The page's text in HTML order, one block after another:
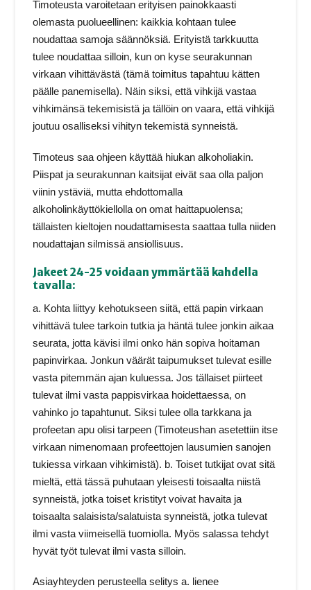
Timoteusta varoitetaan erityisen painokkaasti
olemasta puolueellinen: kaikkia kohtaan tulee
noudattaa samoja säännöksiä. Erityistä tarkkuutta
tulee noudattaa silloin, kun on kyse seurakunnan
virkaan vihittävästä (tämä toimitus tapahtuu kätten
päälle panemisella). Näin siksi, että vihkijä vastaa
vihkimänsä tekemisistä ja tällöin on vaara, että vihkijä
joutuu osalliseksi vihityn tekemistä synneistä.
Timoteus saa ohjeen käyttää hiukan alkoholiakin.
Piispat ja seurakunnan kaitsijat eivät saa olla paljon
viinin ystäviä, mutta ehdottomalla
alkoholinkäyttökiellolla on omat haittapuolensa;
tällaisten kieltojen noudattamisesta saattaa tulla niiden
noudattajan silmissä ansiollisuus.
Jakeet 24-25 voidaan ymmärtää kahdella
tavalla:
a. Kohta liittyy kehotukseen siitä, että papin virkaan
vihittävä tulee tarkoin tutkia ja häntä tulee jonkin aikaa
seurata, jotta kävisi ilmi onko hän sopiva hoitaman
papinvirkaa. Jonkun väärät taipumukset tulevat esille
vasta pitemmän ajan kuluessa. Jos tällaiset piirteet
tulevat ilmi vasta pappisvirkaa hoidettaessa, on
vahinko jo tapahtunut. Siksi tulee olla tarkkana ja
profeetan apu olisi tarpeen (Timoteushan asetettiin itse
virkaan nimenomaan profeettojen lausumien sanojen
tukiessa virkaan vihkimistä). b. Toiset tutkijat ovat sitä
mieltä, että tässä puhutaan yleisesti toisaalta niistä
synneistä, jotka toiset kristityt voivat havaita ja
toisaalta salaisista/salatuista synneistä, jotka tulevat
ilmi vasta viimeisellä tuomiolla. Myös salassa tehdyt
hyvät työt tulevat ilmi vasta silloin.
Asiayhteyden perusteella selitys a. lienee